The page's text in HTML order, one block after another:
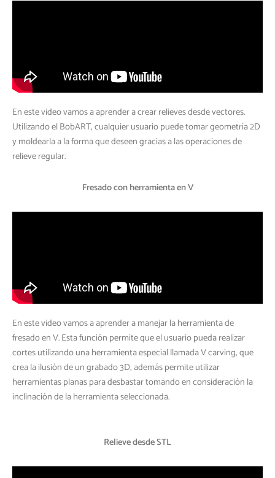
En este video vamos a aprender a crear relieves desde vectores.
Utilizando el BobART, cualquier usuario puede tomar geometría 2D
y moldearla a la forma que deseen gracias a las operaciones de
relieve regular.
Fresado con herramienta en V
En este video vamos a aprender a manejar la herramienta de
fresado en V. Esta función permite que el usuario pueda realizar
cortes utilizando una herramienta especial llamada V carving, que
crea la ilusión de un grabado 3D, además permite utilizar
herramientas planas para desbastar tomando en consideración la
inclinación de la herramienta seleccionada.
Relieve desde STL